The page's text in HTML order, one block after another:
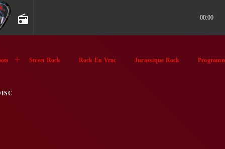
radio 00:00
Street Rock Rock En Vrac Jurassique Rock